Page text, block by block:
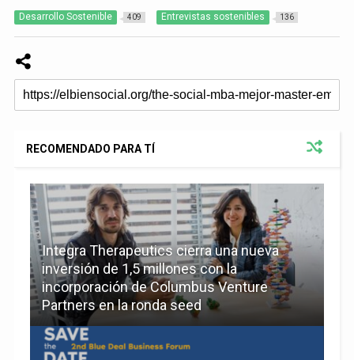
Desarrollo Sostenible 409 Entrevistas sostenibles 136
RECOMENDADO PARA TÍ
Integra Therapeutics cierra una nueva
inversión de 1,5 millones con la
incorporación de Columbus Venture
Partners en la ronda seed